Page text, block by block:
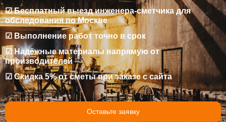
☑ Бесплатный выезд инженера-сметчика для
обследования по Москве
☑ Выполнение работ точно в срок
☑ Надёжные материалы напрямую от
производителей
☑ Скидка 5% от сметы при заказе с сайта
Оставьте заявку